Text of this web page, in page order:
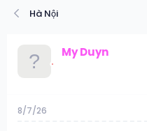
r
r
t
ử
Hà Nội
My Duyn
8/7/26